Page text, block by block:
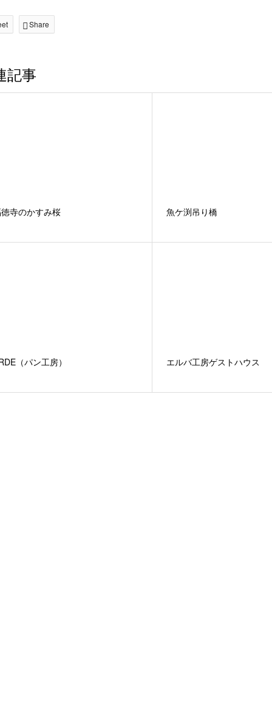
Share
記事
寺のかすみ桜 魚ケ渕吊り橋
（パン工房） エルバ工房ゲストハウス